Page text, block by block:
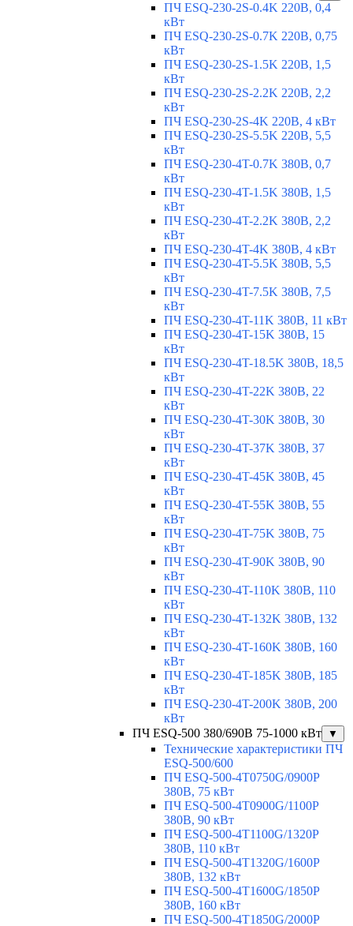
ПЧ ESQ-230-2S-0.4K 220В, 0,4
кВт
ПЧ ESQ-230-2S-0.7K 220В, 0,75
кВт
ПЧ ESQ-230-2S-1.5K 220В, 1,5
кВт
ПЧ ESQ-230-2S-2.2K 220В, 2,2
кВт
ПЧ ESQ-230-2S-4K 220В, 4 кВт
ПЧ ESQ-230-2S-5.5K 220В, 5,5
кВт
ПЧ ESQ-230-4T-0.7K 380В, 0,7
кВт
ПЧ ESQ-230-4T-1.5K 380В, 1,5
кВт
ПЧ ESQ-230-4T-2.2K 380В, 2,2
кВт
ПЧ ESQ-230-4T-4K 380В, 4 кВт
ПЧ ESQ-230-4T-5.5K 380В, 5,5
кВт
ПЧ ESQ-230-4T-7.5K 380В, 7,5
кВт
ПЧ ESQ-230-4T-11K 380В, 11 кВт
ПЧ ESQ-230-4T-15K 380В, 15
кВт
ПЧ ESQ-230-4T-18.5K 380В, 18,5
кВт
ПЧ ESQ-230-4T-22K 380В, 22
кВт
ПЧ ESQ-230-4T-30K 380В, 30
кВт
ПЧ ESQ-230-4T-37K 380В, 37
кВт
ПЧ ESQ-230-4T-45K 380В, 45
кВт
ПЧ ESQ-230-4T-55K 380В, 55
кВт
ПЧ ESQ-230-4T-75K 380В, 75
кВт
ПЧ ESQ-230-4T-90K 380В, 90
кВт
ПЧ ESQ-230-4T-110K 380В, 110
кВт
ПЧ ESQ-230-4T-132K 380В, 132
кВт
ПЧ ESQ-230-4T-160K 380В, 160
кВт
ПЧ ESQ-230-4T-185K 380В, 185
кВт
ПЧ ESQ-230-4T-200K 380В, 200
кВт
ПЧ ESQ-500 380/690В 75-1000 кВт
▼
Технические характеристики ПЧ
ESQ-500/600
ПЧ ESQ-500-4T0750G/0900P
380В, 75 кВт
ПЧ ESQ-500-4T0900G/1100P
380В, 90 кВт
ПЧ ESQ-500-4T1100G/1320P
380В, 110 кВт
ПЧ ESQ-500-4T1320G/1600P
380В, 132 кВт
ПЧ ESQ-500-4T1600G/1850P
380В, 160 кВт
ПЧ ESQ-500-4T1850G/2000P